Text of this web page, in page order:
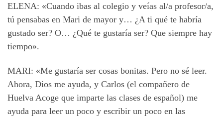
ELENA: «Cuando ibas al colegio y veías al/a profesor/a,
tú pensabas en Mari de mayor y… ¿A ti qué te habría
gustado ser? O… ¿Qué te gustaría ser? Que siempre hay
tiempo».
MARI: «Me gustaría ser cosas bonitas. Pero no sé leer.
Ahora, Dios me ayuda, y Carlos (el compañero de
Huelva Acoge que imparte las clases de español) me
ayuda para leer un poco y escribir un poco en las